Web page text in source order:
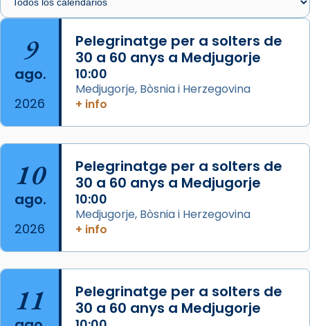
de Barcelona.
2 weeks ago
Aquest dilluns, 27 de juliol, ha tingut lloc la
missa d’acció de gràcies en agraïment al
comitè organitzador de la visita apostòlica
del Sant Pare Lleó XIV a Barcelona, i als
col·laboradors, a la Catedral de Barcelona.
L’arquebisbe de Barcelona, el cardenal Joan
Josep Omella, ha presidit la missa i l’ha
concelebrat el bisbe auxiliar de Barcelona,
Mons. David Abadías.
📸 Dr. G. Simón
Foto
View on Facebook · Share
9
ago.
2026
Pelegrinatge per a solters de
30 a 60 anys a Medjugorje
10:00
Medjugorje, Bòsnia i Herzegovina
+ info
10
ago.
2026
Pelegrinatge per a solters de
30 a 60 anys a Medjugorje
10:00
Medjugorje, Bòsnia i Herzegovina
+ info
11
Pelegrinatge per a solters de
30 a 60 anys a Medjugorje